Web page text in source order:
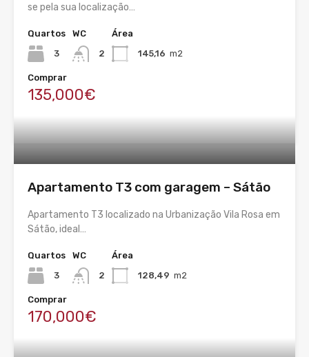
se pela sua localização…
Quartos
3
WC
2
Área
145,16 m2
Comprar
135,000€
Apartamento T3 com garagem – Sátão
Apartamento T3 localizado na Urbanização Vila Rosa em
Sátão, ideal…
Quartos
3
WC
2
Área
128,49 m2
Comprar
170,000€